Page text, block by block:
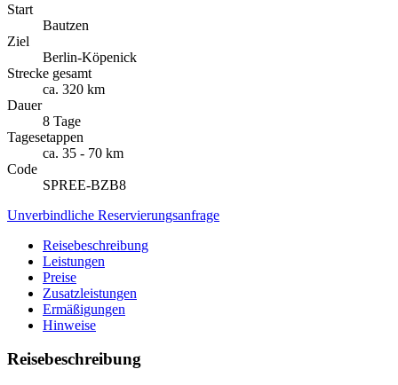
Start
Bautzen
Ziel
Berlin-Köpenick
Strecke gesamt
ca. 320 km
Dauer
8 Tage
Tagesetappen
ca. 35 - 70 km
Code
SPREE-BZB8
Unverbindliche Reservierungsanfrage
Reisebeschreibung
Leistungen
Preise
Zusatzleistungen
Ermäßigungen
Hinweise
Reisebeschreibung